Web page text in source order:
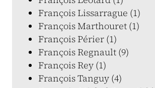
François Lissarrague (1)
François Marthouret (1)
François Périer (1)
François Regnault (9)
François Rey (1)
François Tanguy (4)